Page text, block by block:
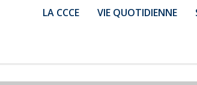
LA CCCE VIE QUOTIDIENNE